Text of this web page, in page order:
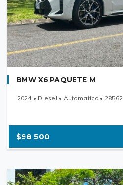
BMW X6 PAQUETE M
2024 • Diesel • Automatico •
$98 500